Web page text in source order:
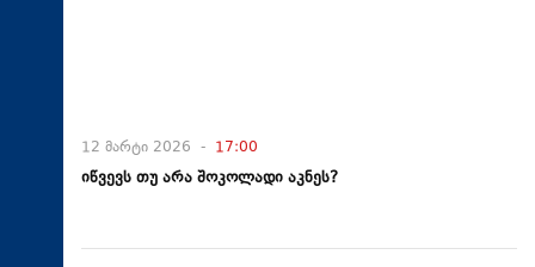
12 მარტი 2026 - 17:00
იწვევს თუ არა შოკოლადი აკნეს?